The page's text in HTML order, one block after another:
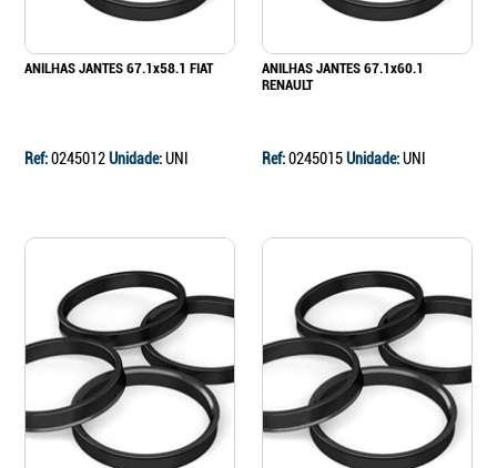
ANILHAS JANTES 67.1x58.1 FIAT
Ref:0245012Unidade:UNI
ANILHAS JANTES 67.1x60.1
RENAULT
Ref:0245015Unidade:UNI